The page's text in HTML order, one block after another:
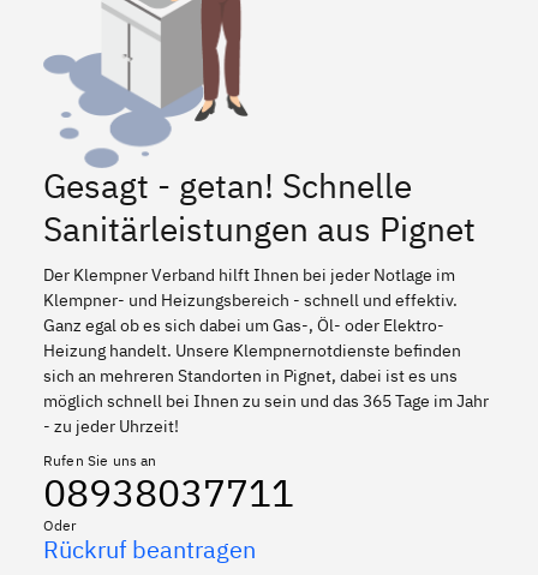
Gesagt - getan! Schnelle
Sanitärleistungen aus Pignet
Der Klempner Verband hilft Ihnen bei jeder Notlage im
Klempner- und Heizungsbereich - schnell und effektiv.
Ganz egal ob es sich dabei um Gas-, Öl- oder Elektro-
Heizung handelt. Unsere Klempnernotdienste befinden
sich an mehreren Standorten in Pignet, dabei ist es uns
möglich schnell bei Ihnen zu sein und das 365 Tage im Jahr
- zu jeder Uhrzeit!
Rufen Sie uns an
08938037711
Oder
Rückruf beantragen